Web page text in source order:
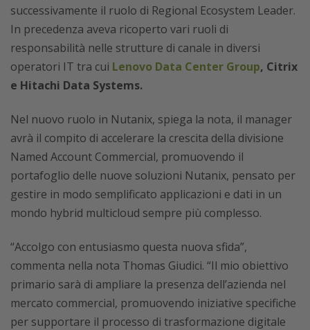
successivamente il ruolo di Regional Ecosystem Leader.
In precedenza aveva ricoperto vari ruoli di
responsabilità nelle strutture di canale in diversi
operatori IT tra cui Lenovo Data Center Group, Citrix
e Hitachi Data Systems.
Nel nuovo ruolo in Nutanix, spiega la nota, il manager
avrà il compito di accelerare la crescita della divisione
Named Account Commercial, promuovendo il
portafoglio delle nuove soluzioni Nutanix, pensato per
gestire in modo semplificato applicazioni e dati in un
mondo hybrid multicloud sempre più complesso.
“Accolgo con entusiasmo questa nuova sfida”,
commenta nella nota Thomas Giudici. “Il mio obiettivo
primario sarà di ampliare la presenza dell’azienda nel
mercato commercial, promuovendo iniziative specifiche
per supportare il processo di trasformazione digitale